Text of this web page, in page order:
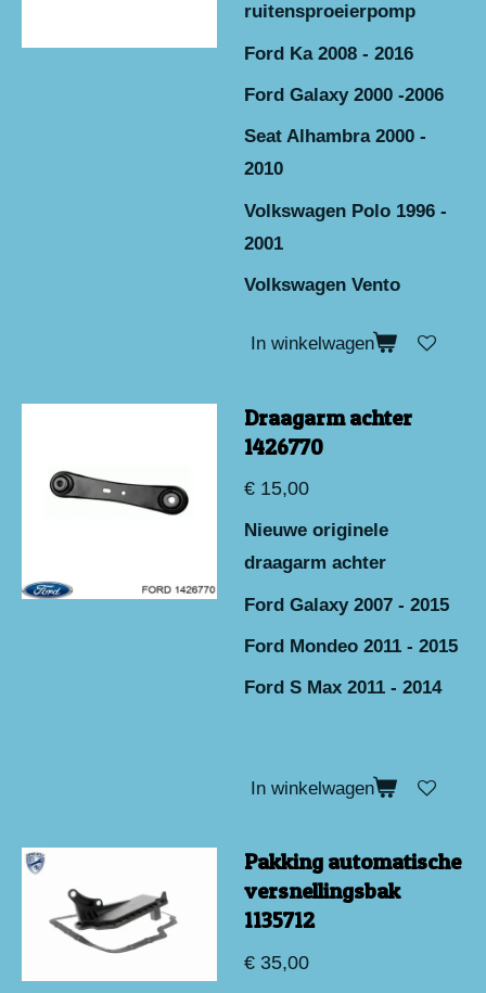
ruitensproeierpomp
Ford Ka 2008 - 2016
Ford Galaxy 2000 -2006
Seat Alhambra 2000 -
2010
Volkswagen Polo 1996 -
2001
Volkswagen Vento
In winkelwagen
Draagarm achter
1426770
€ 15,00
Nieuwe originele
draagarm achter
Ford Galaxy 2007 - 2015
Ford Mondeo 2011 - 2015
Ford S Max 2011 - 2014
In winkelwagen
Pakking automatische
versnellingsbak
1135712
€ 35,00